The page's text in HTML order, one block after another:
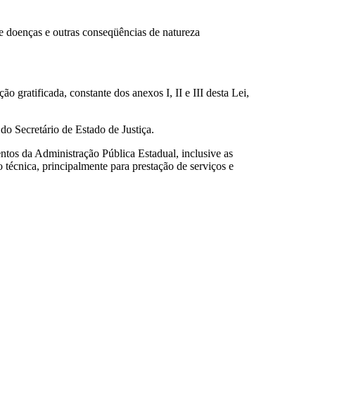
e outras conseqüências de natureza
gratificada, constante dos anexos I, II e III desta Lei,
Secretário de Estado de Justiça.
da Administração Pública Estadual, inclusive as
principalmente para prestação de serviços e